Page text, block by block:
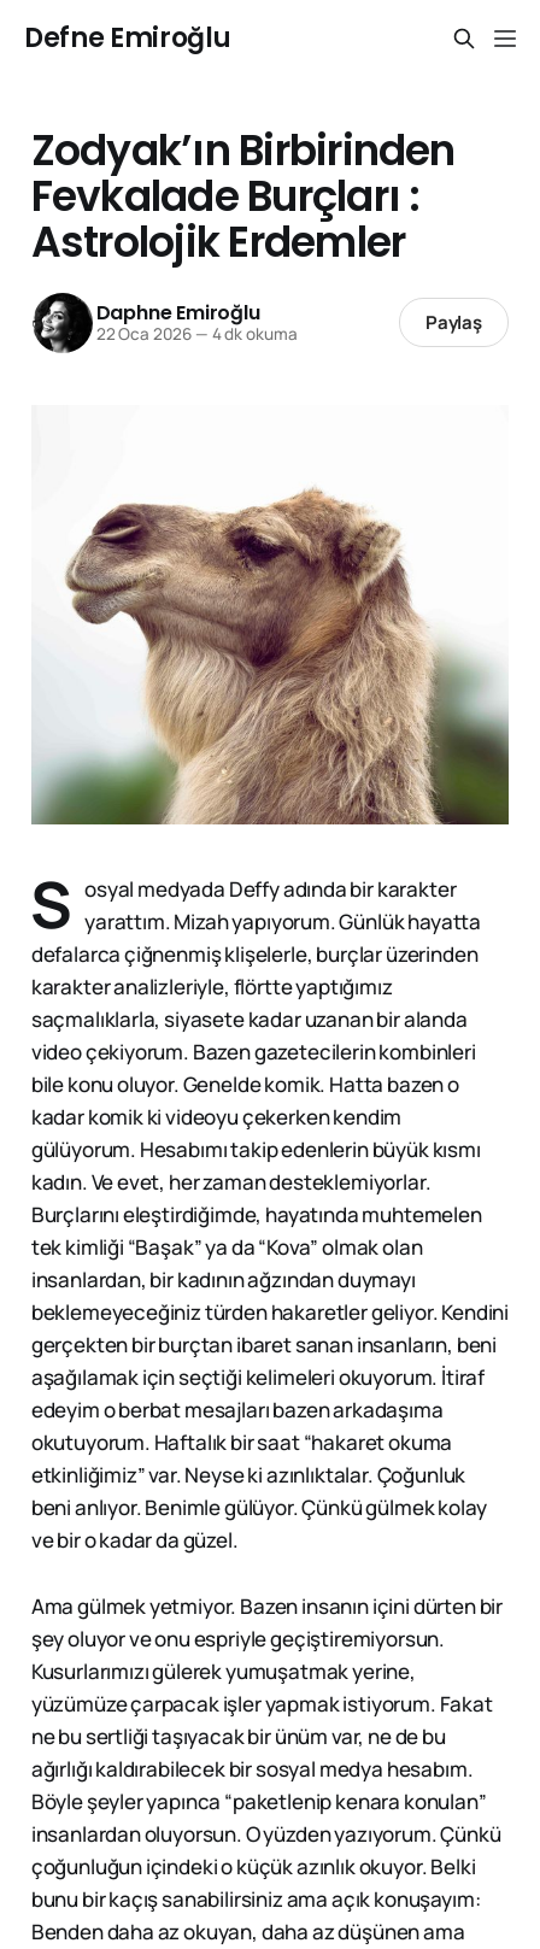
Defne Emiroğlu
Zodyak’ın Birbirinden
Fevkalade Burçları :
Astrolojik Erdemler
Daphne Emiroğlu
22 Oca 2026 — 4 dk okuma Paylaş
S osyal medyada Deffy adında bir karakter
yarattım. Mizah yapıyorum. Günlük hayatta
defalarca çiğnenmiş klişelerle, burçlar üzerinden
karakter analizleriyle, flörtte yaptığımız
saçmalıklarla, siyasete kadar uzanan bir alanda
video çekiyorum. Bazen gazetecilerin kombinleri
bile konu oluyor. Genelde komik. Hatta bazen o
kadar komik ki videoyu çekerken kendim
gülüyorum. Hesabımı takip edenlerin büyük kısmı
kadın. Ve evet, her zaman desteklemiyorlar.
Burçlarını eleştirdiğimde, hayatında muhtemelen
tek kimliği “Başak” ya da “Kova” olmak olan
insanlardan, bir kadının ağzından duymayı
beklemeyeceğiniz türden hakaretler geliyor. Kendini
gerçekten bir burçtan ibaret sanan insanların, beni
aşağılamak için seçtiği kelimeleri okuyorum. İtiraf
edeyim o berbat mesajları bazen arkadaşıma
okutuyorum. Haftalık bir saat “hakaret okuma
etkinliğimiz” var. Neyse ki azınlıktalar. Çoğunluk
beni anlıyor. Benimle gülüyor. Çünkü gülmek kolay
ve bir o kadar da güzel.
Ama gülmek yetmiyor. Bazen insanın içini dürten bir
şey oluyor ve onu espriyle geçiştiremiyorsun.
Kusurlarımızı gülerek yumuşatmak yerine,
yüzümüze çarpacak işler yapmak istiyorum. Fakat
ne bu sertliği taşıyacak bir ünüm var, ne de bu
ağırlığı kaldırabilecek bir sosyal medya hesabım.
Böyle şeyler yapınca “paketlenip kenara konulan”
insanlardan oluyorsun. O yüzden yazıyorum. Çünkü
çoğunluğun içindeki o küçük azınlık okuyor. Belki
bunu bir kaçış sanabilirsiniz ama açık konuşayım:
Benden daha az okuyan, daha az düşünen ama